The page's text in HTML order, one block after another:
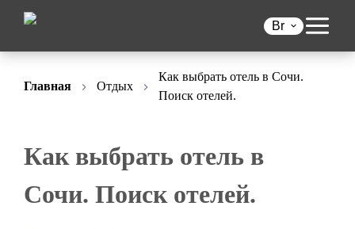
Br
Главная Отдых
Как выбрать отель в Сочи.
Поиск отелей.
Как выбрать отель в
Сочи. Поиск отелей.